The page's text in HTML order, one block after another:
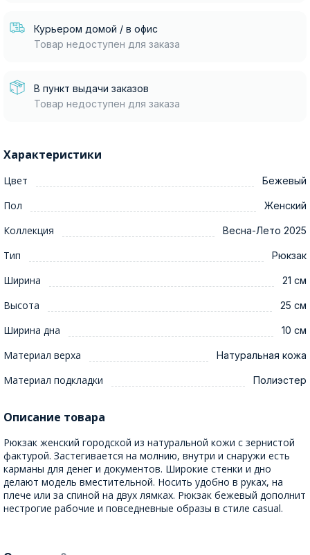
Курьером домой / в офис
Товар недоступен для заказа
В пункт выдачи заказов
Товар недоступен для заказа
Характеристики
Цвет Бежевый
Пол Женский
Коллекция Весна-Лето 2025
Тип Рюкзак
Ширина 21 см
Высота 25 см
Ширина дна 10 см
Материал верха Натуральная кожа
Материал подкладки Полиэстер
Описание товара
Рюкзак женский городской из натуральной кожи с зернистой
фактурой. Застегивается на молнию, внутри и снаружи есть
карманы для денег и документов. Широкие стенки и дно
делают модель вместительной. Носить удобно в руках, на
плече или за спиной на двух лямках. Рюкзак бежевый дополнит
нестрогие рабочие и повседневные образы в стиле casual.